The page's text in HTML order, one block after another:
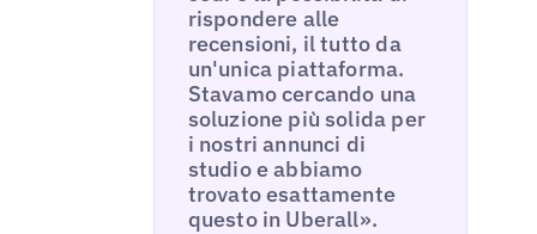
rispondere alle
recensioni, il tutto da
un'unica piattaforma.
Stavamo cercando una
soluzione più solida per
i nostri annunci di
studio e abbiamo
trovato esattamente
questo in Uberall».